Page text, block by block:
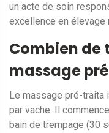
un acte de soin
excellence en élevage
Combien de
massage
Le massage pré-traita
par vache. Il
bain de trempage (30